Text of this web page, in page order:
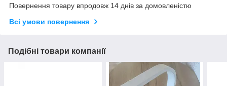
Повернення товару впродовж 14 днів за домовленістю
Всі умови повернення
Подібні товари компанії